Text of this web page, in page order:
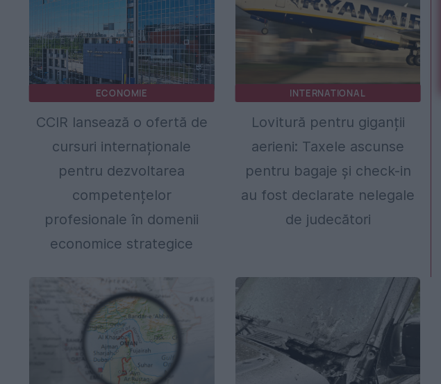
ECONOMIE
CCIR lansează o ofertă de
cursuri internaționale
pentru dezvoltarea
competențelor
profesionale în domenii
economice strategice
INTERNATIONAL
Lovitură pentru giganții
aerieni: Taxele ascunse
pentru bagaje și check-in
au fost declarate nelegale
de judecători